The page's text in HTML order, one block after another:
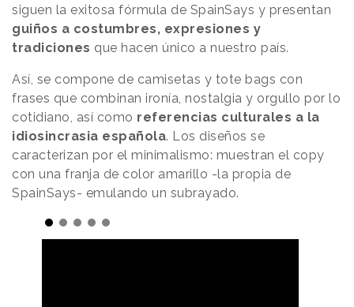
siguen la exitosa fórmula de SpainSays y presentan
guiños a costumbres, expresiones y
tradiciones que hacen único a nuestro país.
Así, se compone de camisetas y tote bags con
frases que combinan ironía, nostalgia y orgullo por lo
cotidiano, así como referencias culturales a la
idiosincrasia española. Los diseños se
caracterizan por el minimalismo: muestran el copy
con una franja de color amarillo -la propia de
SpainSays- emulando un subrayado.